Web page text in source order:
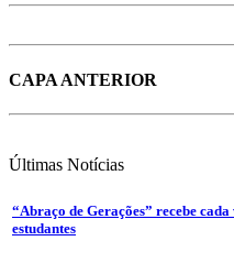
CAPA ANTERIOR
Últimas Notícias
“Abraço de Gerações” recebe
estudantes